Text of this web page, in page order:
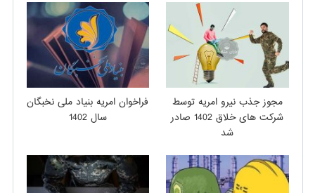
مجوز جذب نیرو امریه توسط
شرکت های خلاق 1402 صادر
شد
فراخوان امریه بنیاد ملی نخبگان
سال 1402